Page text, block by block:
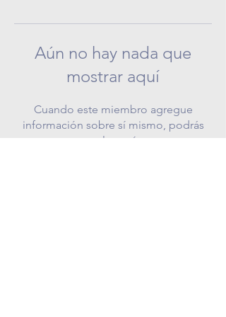
Aún no hay nada que
mostrar aquí
Cuando este miembro agregue
información sobre sí mismo, podrás
verla aquí.